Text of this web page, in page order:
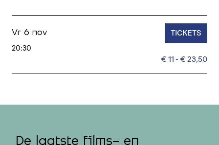
Vr 6 nov
20:30
€ 11 - € 23,50
TICKETS
De laatste films- en